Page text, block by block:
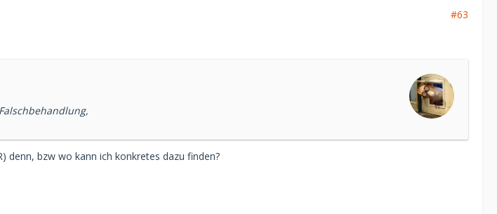
#63
denn, bzw wo kann ich konkretes dazu finden?